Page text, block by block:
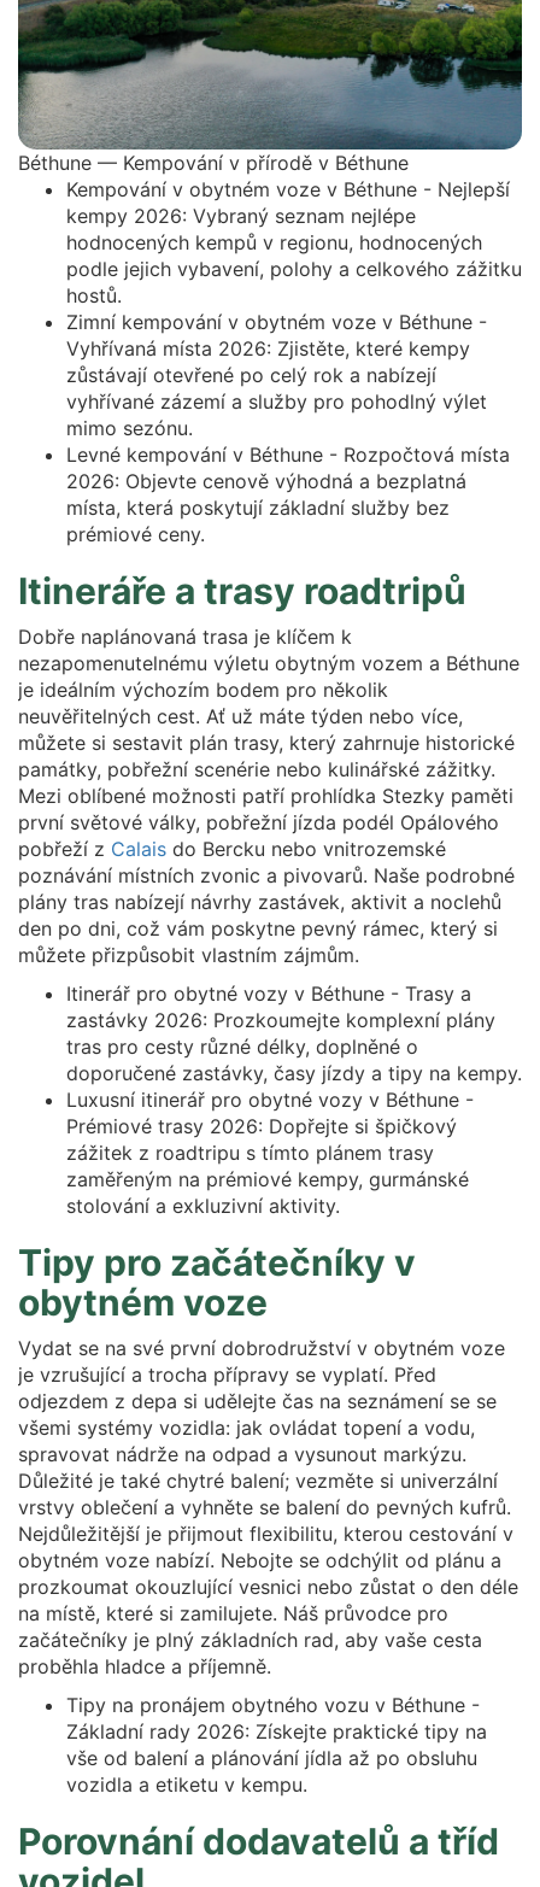
Béthune — Kempování v přírodě v Béthune
Kempování v obytném voze v Béthune - Nejlepší
kempy 2026: Vybraný seznam nejlépe
hodnocených kempů v regionu, hodnocených
podle jejich vybavení, polohy a celkového zážitku
hostů.
Zimní kempování v obytném voze v Béthune -
Vyhřívaná místa 2026: Zjistěte, které kempy
zůstávají otevřené po celý rok a nabízejí
vyhřívané zázemí a služby pro pohodlný výlet
mimo sezónu.
Levné kempování v Béthune - Rozpočtová místa
2026: Objevte cenově výhodná a bezplatná
místa, která poskytují základní služby bez
prémiové ceny.
Itineráře a trasy roadtripů
Dobře naplánovaná trasa je klíčem k
nezapomenutelnému výletu obytným vozem a Béthune
je ideálním výchozím bodem pro několik
neuvěřitelných cest. Ať už máte týden nebo více,
můžete si sestavit plán trasy, který zahrnuje historické
památky, pobřežní scenérie nebo kulinářské zážitky.
Mezi oblíbené možnosti patří prohlídka Stezky paměti
první světové války, pobřežní jízda podél Opálového
pobřeží z Calais do Bercku nebo vnitrozemské
poznávání místních zvonic a pivovarů. Naše podrobné
plány tras nabízejí návrhy zastávek, aktivit a noclehů
den po dni, což vám poskytne pevný rámec, který si
můžete přizpůsobit vlastním zájmům.
Itinerář pro obytné vozy v Béthune - Trasy a
zastávky 2026: Prozkoumejte komplexní plány
tras pro cesty různé délky, doplněné o
doporučené zastávky, časy jízdy a tipy na kempy.
Luxusní itinerář pro obytné vozy v Béthune -
Prémiové trasy 2026: Dopřejte si špičkový
zážitek z roadtripu s tímto plánem trasy
zaměřeným na prémiové kempy, gurmánské
stolování a exkluzivní aktivity.
Tipy pro začátečníky v
obytném voze
Vydat se na své první dobrodružství v obytném voze
je vzrušující a trocha přípravy se vyplatí. Před
odjezdem z depa si udělejte čas na seznámení se se
všemi systémy vozidla: jak ovládat topení a vodu,
spravovat nádrže na odpad a vysunout markýzu.
Důležité je také chytré balení; vezměte si univerzální
vrstvy oblečení a vyhněte se balení do pevných kufrů.
Nejdůležitější je přijmout flexibilitu, kterou cestování v
obytném voze nabízí. Nebojte se odchýlit od plánu a
prozkoumat okouzlující vesnici nebo zůstat o den déle
na místě, které si zamilujete. Náš průvodce pro
začátečníky je plný základních rad, aby vaše cesta
proběhla hladce a příjemně.
Tipy na pronájem obytného vozu v Béthune -
Základní rady 2026: Získejte praktické tipy na
vše od balení a plánování jídla až po obsluhu
vozidla a etiketu v kempu.
Porovnání dodavatelů a tříd